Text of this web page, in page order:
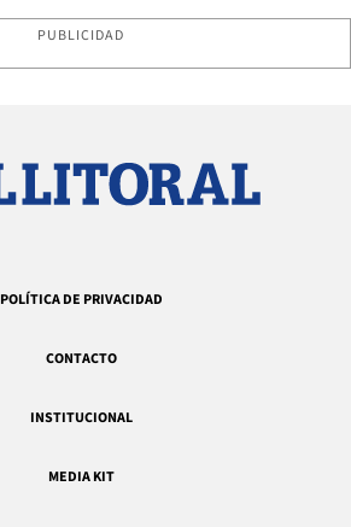
PUBLICIDAD
POLÍTICA DE PRIVACIDAD
CONTACTO
INSTITUCIONAL
MEDIA KIT